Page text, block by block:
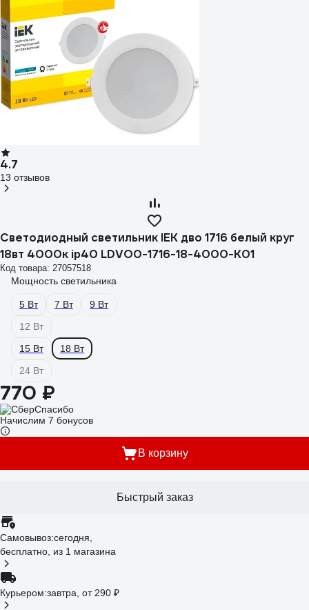
4.7
13 отзывов
Светодиодный светильник IEK дво 1716 белый круг
18вт 4000к ip40 LDVO0-1716-18-4000-K01
Код товара: 27057518
Мощность светильника
5 Вт 7 Вт
9 Вт
12 Вт
15 Вт
18 Вт
24 Вт
770 ₽
Начислим 7 бонусов
В корзину
Быстрый заказ
Самовывоз:сегодня,
бесплатно , из 1 магазина
Курьером:завтра, от 290 ₽